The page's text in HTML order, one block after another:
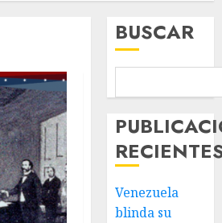
BUSCAR
Venezuela
blinda su